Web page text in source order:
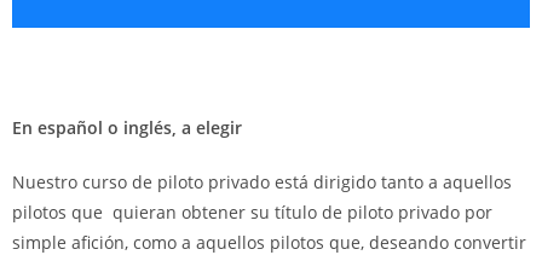
En español o inglés, a elegir
Nuestro curso de piloto privado está dirigido tanto a aquellos
pilotos que quieran obtener su título de piloto privado por
simple afición, como a aquellos pilotos que, deseando convertir